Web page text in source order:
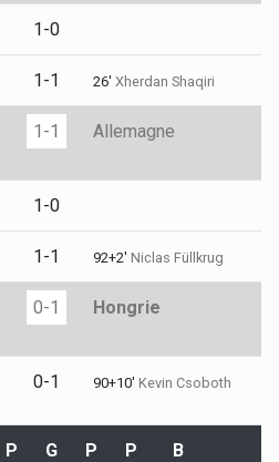
1-0
1-1 26' Xherdan Shaqiri
1-1 Allemagne
1-0
1-1 92+2' Niclas Füllkrug
0-1 Hongrie
0-1 90+10' Kevin Csoboth
P G P P B